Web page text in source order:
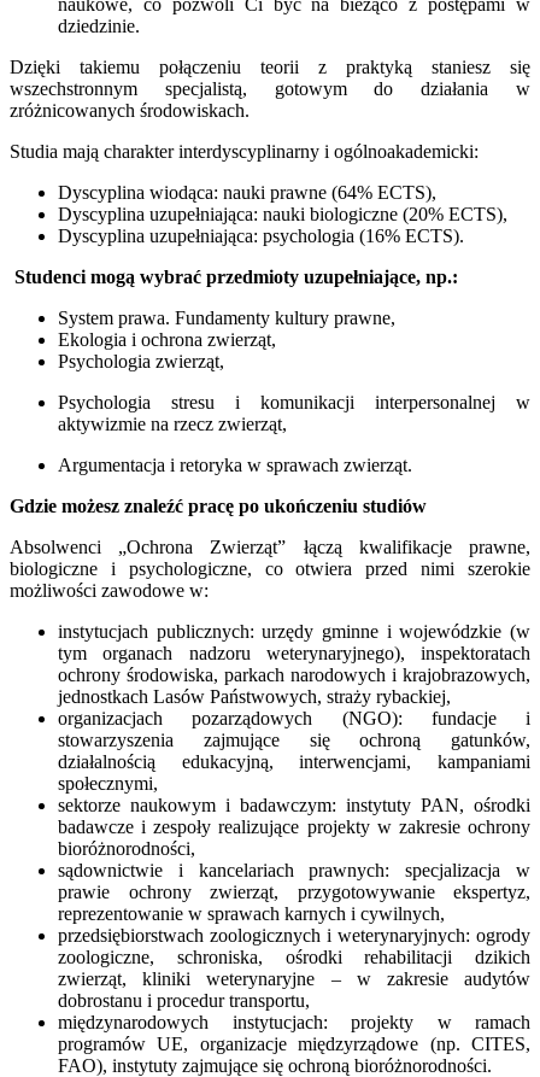
dziedzinie.
Dzięki takiemu połączeniu teorii z praktyką staniesz się
wszechstronnym specjalistą, gotowym do działania w
zróżnicowanych środowiskach.
Studia mają charakter interdyscyplinarny i ogólnoakademicki:
Dyscyplina wiodąca: nauki prawne (64% ECTS),
Dyscyplina uzupełniająca: nauki biologiczne (20% ECTS),
Dyscyplina uzupełniająca: psychologia (16% ECTS).
Studenci mogą wybrać przedmioty uzupełniające, np.:
System prawa. Fundamenty kultury prawne,
Ekologia i ochrona zwierząt,
Psychologia zwierząt,
Psychologia stresu i komunikacji interpersonalnej w
aktywizmie na rzecz zwierząt,
Argumentacja i retoryka w sprawach zwierząt.
Gdzie możesz znaleźć pracę po ukończeniu studiów
Absolwenci „Ochrona Zwierząt” łączą kwalifikacje prawne,
biologiczne i psychologiczne, co otwiera przed nimi szerokie
możliwości zawodowe w:
instytucjach publicznych: urzędy gminne i wojewódzkie (w
tym organach nadzoru weterynaryjnego), inspektoratach
ochrony środowiska, parkach narodowych i krajobrazowych,
jednostkach Lasów Państwowych, straży rybackiej,
organizacjach pozarządowych (NGO): fundacje i
stowarzyszenia zajmujące się ochroną gatunków,
działalnością edukacyjną, interwencjami, kampaniami
społecznymi,
sektorze naukowym i badawczym: instytuty PAN, ośrodki
badawcze i zespoły realizujące projekty w zakresie ochrony
bioróżnorodności,
sądownictwie i kancelariach prawnych: specjalizacja w
prawie ochrony zwierząt, przygotowywanie ekspertyz,
reprezentowanie w sprawach karnych i cywilnych,
przedsiębiorstwach zoologicznych i weterynaryjnych: ogrody
zoologiczne, schroniska, ośrodki rehabilitacji dzikich
zwierząt, kliniki weterynaryjne – w zakresie audytów
dobrostanu i procedur transportu,
międzynarodowych instytucjach: projekty w ramach
programów UE, organizacje międzyrządowe (np. CITES,
FAO), instytuty zajmujące się ochroną bioróżnorodności.